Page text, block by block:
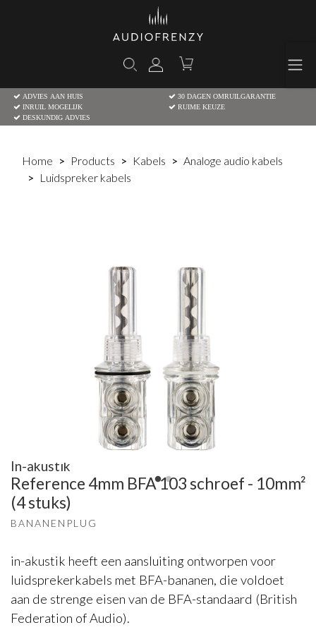
ADVIES AAN HUIS
30 DAGEN OMRUILGARANTIE
INRUIL MOGELIJK
RUIME KEUZE
DESKUNDIG ADVIES
Home Products Kabels
Analoge audio kabels
Luidspreker kabels
In-akustik
Reference 4mm BFA 103 schroef - 10mm²
(4 stuks)
BANANENPLUG
in-akustik heeft een aansluiting ontworpen voor
luidsprekerkabels met BFA-bananen, die voldoet
aan de strenge eisen van de BFA-standaard (British
Federation of Audio).